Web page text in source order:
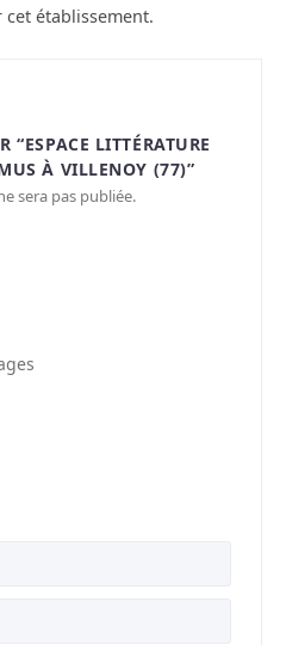
cet établissement.
“ESPACE LITTÉRATURE
À VILLENOY (77)”
sera pas publiée.